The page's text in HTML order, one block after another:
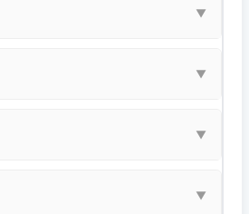
为
下带有复印标识
售后或商家。
▼
墨盒干涸、喷头堵塞。
▼
最稳定） ▼
▼